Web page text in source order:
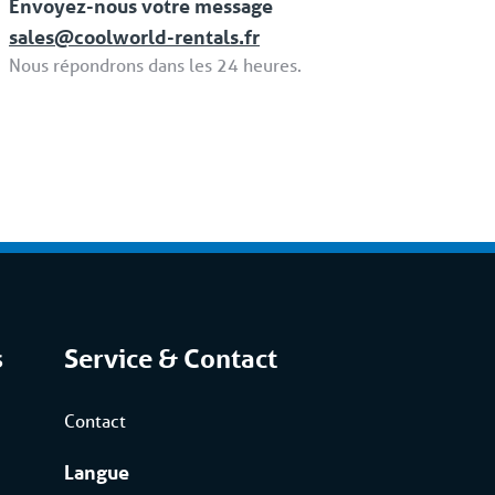
Envoyez-nous votre message
sales@coolworld-rentals.fr
Nous répondrons dans les 24 heures.
Service & Contact
Contact
Langue